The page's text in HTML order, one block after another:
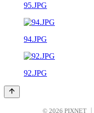
95.JPG
94.JPG
92.JPG
© 2026 PIXNET